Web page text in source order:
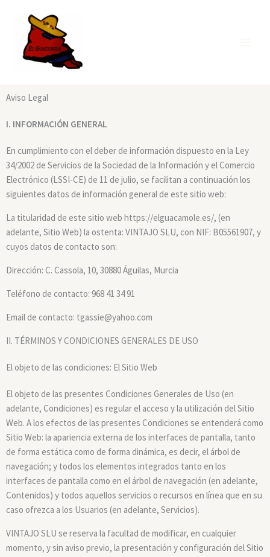
contenido
Aviso Legal
I. INFORMACIÓN GENERAL
En cumplimiento con el deber de información dispuesto en la Ley
34/2002 de Servicios de la Sociedad de la Información y el Comercio
Electrónico (LSSI-CE) de 11 de julio, se facilitan a continuación los
siguientes datos de información general de este sitio web:
La titularidad de este sitio web https://elguacamole.es/, (en
adelante, Sitio Web) la ostenta: VINTAJO SLU, con NIF: B05561907, y
cuyos datos de contacto son:
Dirección: C. Cassola, 10, 30880 Águilas, Murcia
Teléfono de contacto: 968 41 34 91
Email de contacto: tgassie@yahoo.com
II. TÉRMINOS Y CONDICIONES GENERALES DE USO
El objeto de las condiciones: El Sitio Web
El objeto de las presentes Condiciones Generales de Uso (en
adelante, Condiciones) es regular el acceso y la utilización del Sitio
Web. A los efectos de las presentes Condiciones se entenderá como
Sitio Web: la apariencia externa de los interfaces de pantalla, tanto
de forma estática como de forma dinámica, es decir, el árbol de
navegación; y todos los elementos integrados tanto en los
interfaces de pantalla como en el árbol de navegación (en adelante,
Contenidos) y todos aquellos servicios o recursos en línea que en su
caso ofrezca a los Usuarios (en adelante, Servicios).
VINTAJO SLU se reserva la facultad de modificar, en cualquier
momento, y sin aviso previo, la presentación y configuración del Sitio